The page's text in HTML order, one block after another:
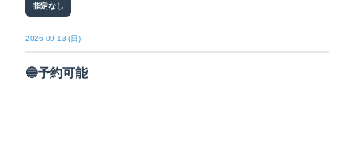
指定なし
2026-09-13 (日)
🔵予約可能